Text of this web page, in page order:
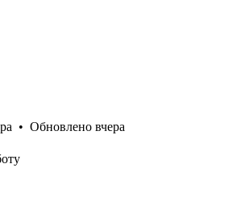
• Обновлено вчера